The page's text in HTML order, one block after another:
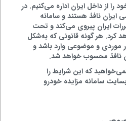
را از داخل ایران اداره می‌کنیم. در
ایران نافذ هستند و سامانه
ایران پیروی می‌کند و تحت
کرد. هر گونه قانونی که به‌شکل
موردی و موضوعی وارد باشد و
نافذ محسوب خواهد شد.
نمی‌خواهید که این شرایط را
سامانه مزایده خودرو